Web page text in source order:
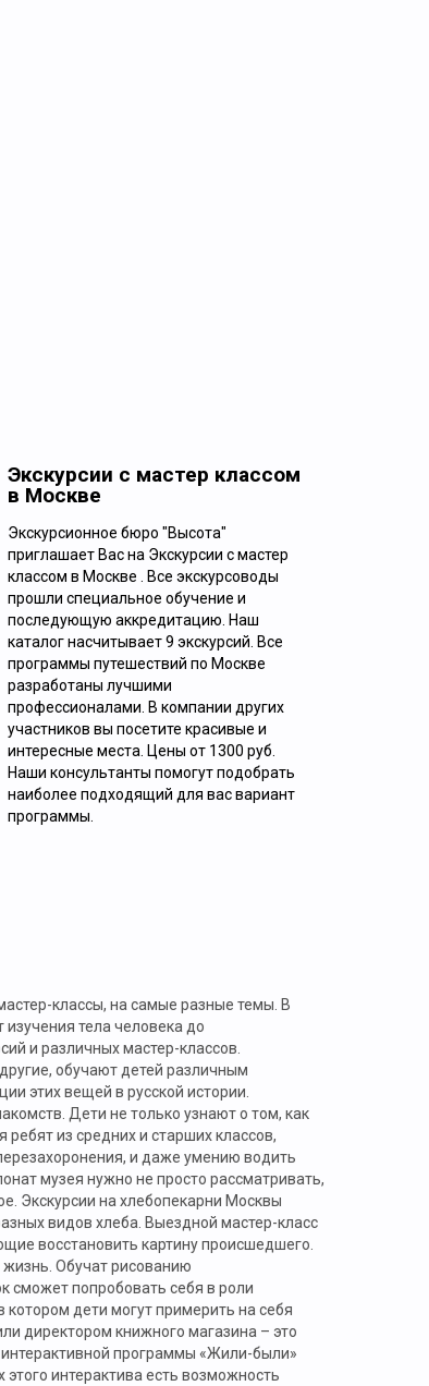
Ежедневно
ОБЗОРНАЯ ЭКСКУРСИЯ «9 ЛИЦ
НАСТОЯЩЕЙ МОСКВЫ»
Экскурсии с мастер классом
в Москве
Экскурсионное бюро "Высота"
приглашает Вас на Экскурсии с мастер
классом в Москве . Все экскурсоводы
прошли специальное обучение и
последующую аккредитацию. Наш
каталог насчитывает 9 экскурсий. Все
программы путешествий по Москве
разработаны лучшими
профессионалами. В компании других
участников вы посетите красивые и
интересные места. Цены от 1300 руб.
Наши консультанты помогут подобрать
наиболее подходящий для вас вариант
программы.
классы, на самые разные темы. В
тела человека до
и различных мастер-классов.
обучают детей различным
этих вещей в русской истории.
Дети не только узнают о том, как
из средних и старших классов,
и даже умению водить
музея нужно не просто рассматривать,
Экскурсии на хлебопекарни Москвы
видов хлеба. Выездной мастер-класс
восстановить картину происшедшего.
Обучат рисованию
сможет попробовать себя в роли
котором дети могут примерить на себя
директором книжного магазина – это
программы «Жили-были»
интерактива есть возможность